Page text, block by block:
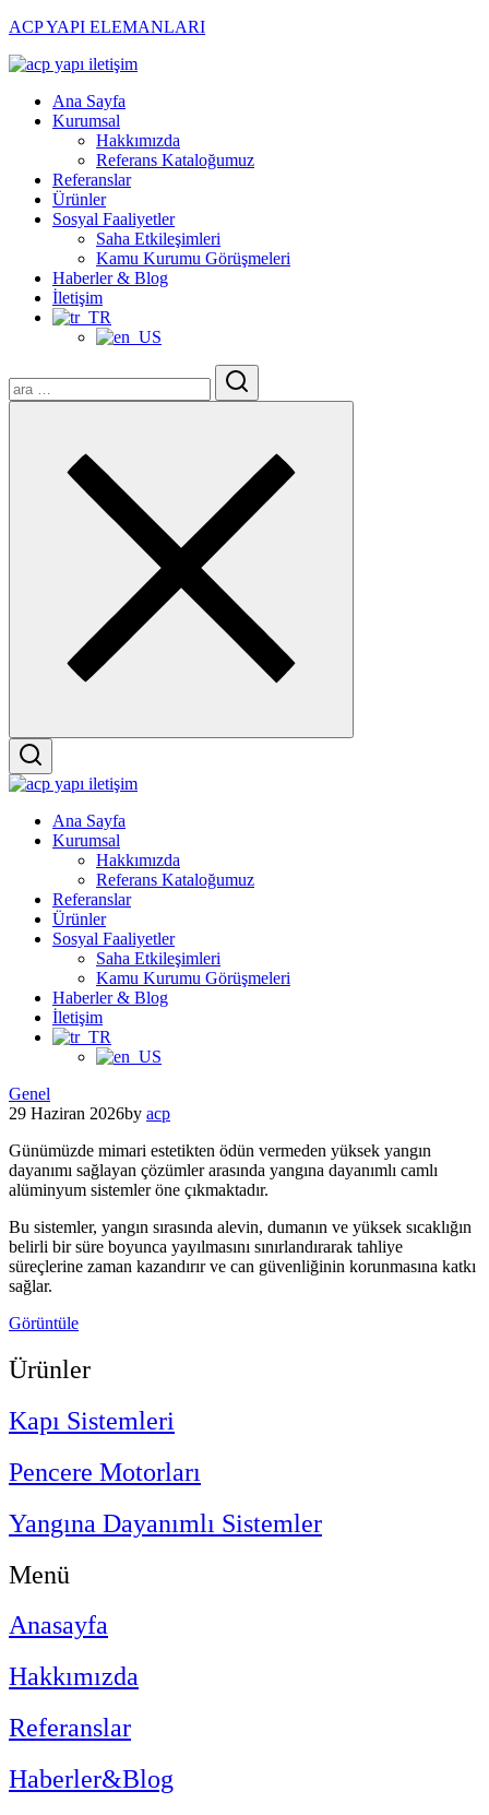
ACP YAPI ELEMANLARI
Menu
Ana Sayfa
Kurumsal
Hakkımızda
Referans Kataloğumuz
Referanslar
Ürünler
Sosyal Faaliyetler
Saha Etkileşimleri
Kamu Kurumu Görüşmeleri
Haberler & Blog
İletişim
Menu
Ana Sayfa
Kurumsal
Hakkımızda
Referans Kataloğumuz
Referanslar
Ürünler
Sosyal Faaliyetler
Saha Etkileşimleri
Kamu Kurumu Görüşmeleri
Haberler & Blog
İletişim
Posted
in
Genel
29 Haziran 2026by acp
Günümüzde mimari estetikten ödün vermeden yüksek yangın
dayanımı sağlayan çözümler arasında yangına dayanımlı camlı
alüminyum sistemler öne çıkmaktadır.
Bu sistemler, yangın sırasında alevin, dumanın ve yüksek sıcaklığın
belirli bir süre boyunca yayılmasını sınırlandırarak tahliye
süreçlerine zaman kazandırır ve can güvenliğinin korunmasına katkı
sağlar.
Görüntüle
Ürünler
Kapı Sistemleri
Pencere Motorları
Yangına Dayanımlı Sistemler
Menü
Anasayfa
Hakkımızda
Referanslar
Haberler&Blog